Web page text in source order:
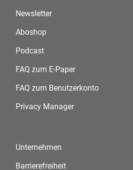
Newsletter
Aboshop
Podcast
FAQ zum E-Paper
FAQ zum Benutzerkonto
Privacy Manager
Unternehmen
Barrierefreiheit